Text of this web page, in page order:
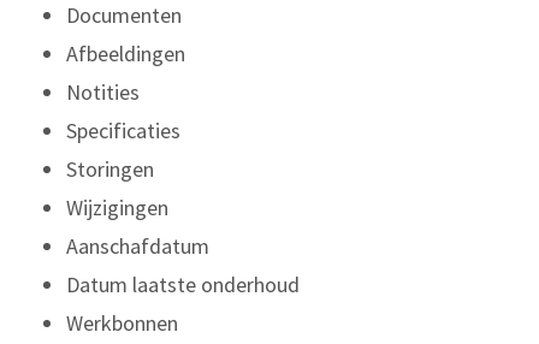
Documenten
Afbeeldingen
Notities
Specificaties
Storingen
Wijzigingen
Aanschafdatum
Datum laatste onderhoud
Werkbonnen